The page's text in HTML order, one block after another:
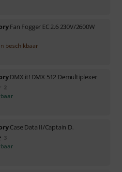
Fan Fogger EC 2.6 230V/2600W
beschikbaar
DMX it! DMX 512 Demultiplexer
2
Case Data II/Captain D.
3